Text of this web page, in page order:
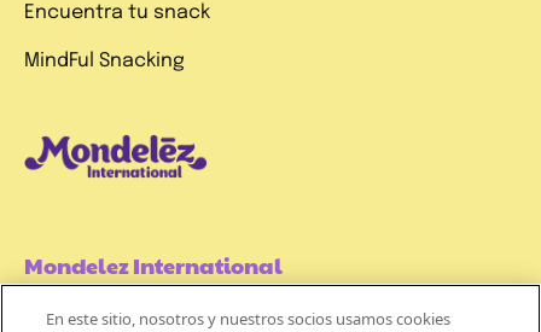
Encuentra tu snack
MindFul Snacking
Mondelez International
En este sitio, nosotros y nuestros socios usamos cookies